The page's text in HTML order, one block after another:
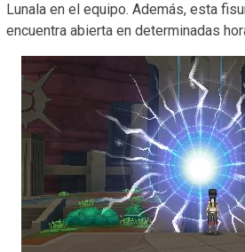
Lunala en el equipo. Además, esta
encuentra abierta en determinadas